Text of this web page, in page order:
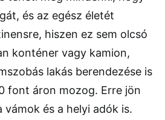
és az egész életét
hiszen ez sem olcsó
konténer vagy kamion,
lakás berendezése is
font áron mozog. Erre jön
vámok és a helyi adók is.